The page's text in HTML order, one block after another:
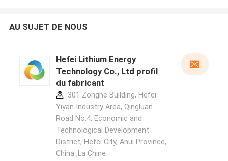
AU SUJET DE NOUS
Hefei Lithium Energy
Technology Co., Ltd profil
du fabricant
301 Zonghe Building, Hefei
Yiyan Industry Area, Qingluan
Road No.4, Economic and
Technological Development
District, Hefei City, Anui Province,
China ,La Chine